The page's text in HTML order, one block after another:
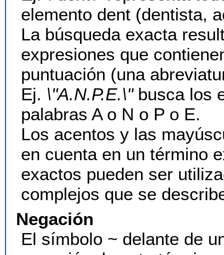
elemento dent (dentista,
La búsqueda exacta
expresiones que
puntuación (una
Ej. \"A.N.P.E.\"busca los
palabras A o N o P o E.
Los acentos y las
en cuenta en un término
exactos pueden ser
complejos que se
Negación
El símbolo ~ delante de